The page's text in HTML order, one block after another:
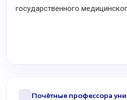
государственного
Почётные профессора